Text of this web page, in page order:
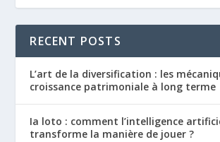
RECENT POSTS
L’art de la diversification : les
croissance patrimoniale à long terme
Ia loto : comment l’intelligence
transforme la manière de jouer ?